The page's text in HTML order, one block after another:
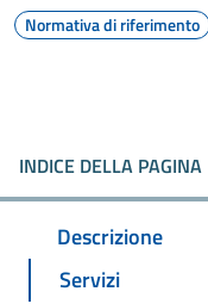
Normativa di riferimento
INDICE DELLA PAGINA
Descrizione
Servizi